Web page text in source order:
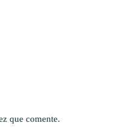
que comente.